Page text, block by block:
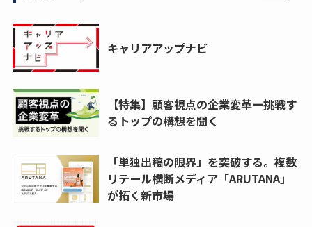
キャリアアップナビ
【特集】顧客視点の企業変革ー挑戦す
るトップの構想を聞く
「単独出稿の限界」を突破する。複数
リテール横断メディア「ARUTANA」
が拓く新市場